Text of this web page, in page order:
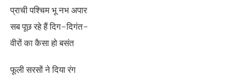
प्राची पश्चिम भू नभ अपार
सब पूछ रहे हैं दिग-दिगंत-
वीरों का कैसा हो बसंत
फूली सरसों ने दिया रंग